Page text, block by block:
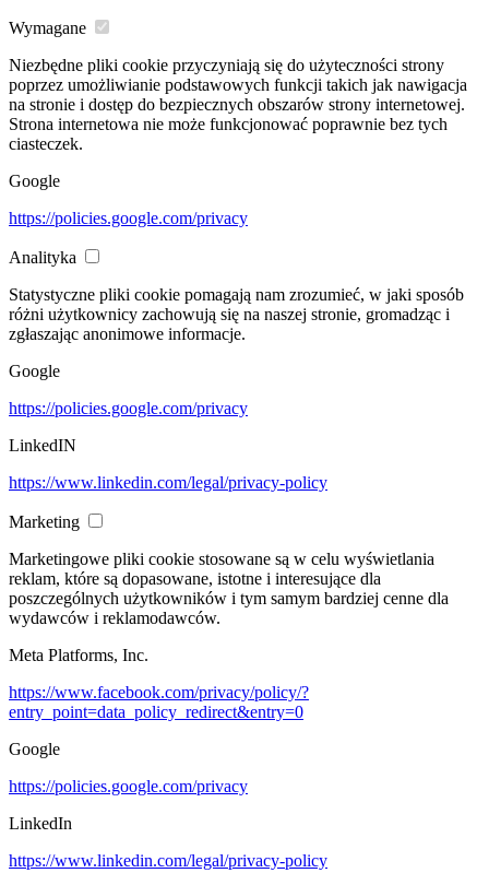
Wymagane
Niezbędne pliki cookie przyczyniają się do użyteczności strony
poprzez umożliwianie podstawowych funkcji takich jak nawigacja
na stronie i dostęp do bezpiecznych obszarów strony internetowej.
Strona internetowa nie może funkcjonować poprawnie bez tych
ciasteczek.
Google
https://policies.google.com/privacy
Analityka
Statystyczne pliki cookie pomagają nam zrozumieć, w jaki sposób
różni użytkownicy zachowują się na naszej stronie, gromadząc i
zgłaszając anonimowe informacje.
Google
https://policies.google.com/privacy
LinkedIN
https://www.linkedin.com/legal/privacy-policy
Marketing
Marketingowe pliki cookie stosowane są w celu wyświetlania
reklam, które są dopasowane, istotne i interesujące dla
poszczególnych użytkowników i tym samym bardziej cenne dla
wydawców i reklamodawców.
Meta Platforms, Inc.
https://www.facebook.com/privacy/policy/?
entry_point=data_policy_redirect&entry=0
Google
https://policies.google.com/privacy
LinkedIn
https://www.linkedin.com/legal/privacy-policy